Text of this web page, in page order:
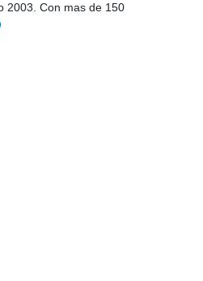
2003. Con mas de 150